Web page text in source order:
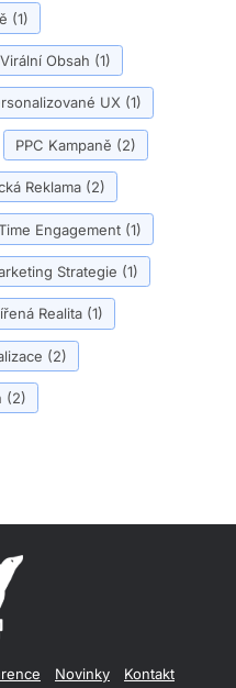
(1)
Obsah (1)
UX (1)
PPC Kampaně (2)
Reklama (2)
Engagement (1)
Strategie (1)
Realita (1)
(2)
(2)
Novinky Kontakt